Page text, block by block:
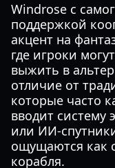
Windrose с
поддержкой
акцент на
где игроки
выжить в
отличие от
которые часто
вводит систему
или ИИ-
ощущаются как
корабля.